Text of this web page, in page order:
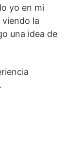
yo en mi
viendo la
una idea de